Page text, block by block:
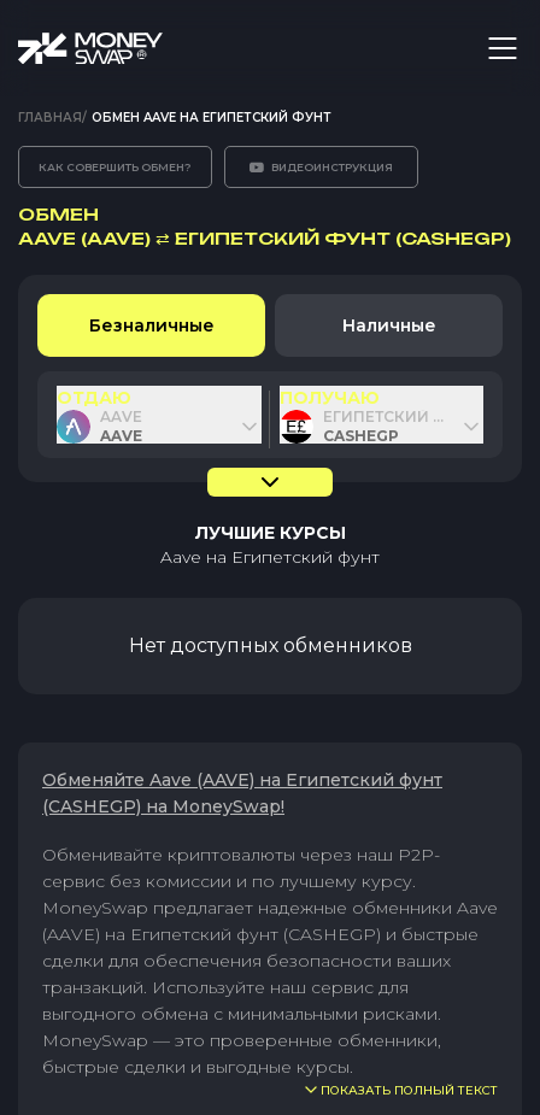
ГЛАВНАЯ/ ОБМЕН AAVE НА ЕГИПЕТСКИЙ ФУНТ
КАК СОВЕРШИТЬ ОБМЕН? ВИДЕОИНСТРУКЦИЯ
ОБМЕН
AAVE (AAVE) ⇄ ЕГИПЕТСКИЙ ФУНТ (CASHEGP)
Безналичные Наличные
ОТДАЮ
AAVE
AAVE
ПОЛУЧАЮ
ЕГИПЕТСКИЙ ФУНТ
CASHEGP
ЛУЧШИЕ КУРСЫ
Aave на Египетский фунт
Нет доступных обменников
Обменяйте Aave (AAVE) на Египетский фунт
(CASHEGP) на MoneySwap!
Обменивайте криптовалюты через наш P2P-
сервис без комиссии и по лучшему курсу.
MoneySwap предлагает надежные обменники Aave
(AAVE) на Египетский фунт (CASHEGP) и быстрые
сделки для обеспечения безопасности ваших
транзакций. Используйте наш сервис для
выгодного обмена с минимальными рисками.
MoneySwap — это проверенные обменники,
быстрые сделки и выгодные курсы.
ПОКАЗАТЬ ПОЛНЫЙ ТЕКСТ